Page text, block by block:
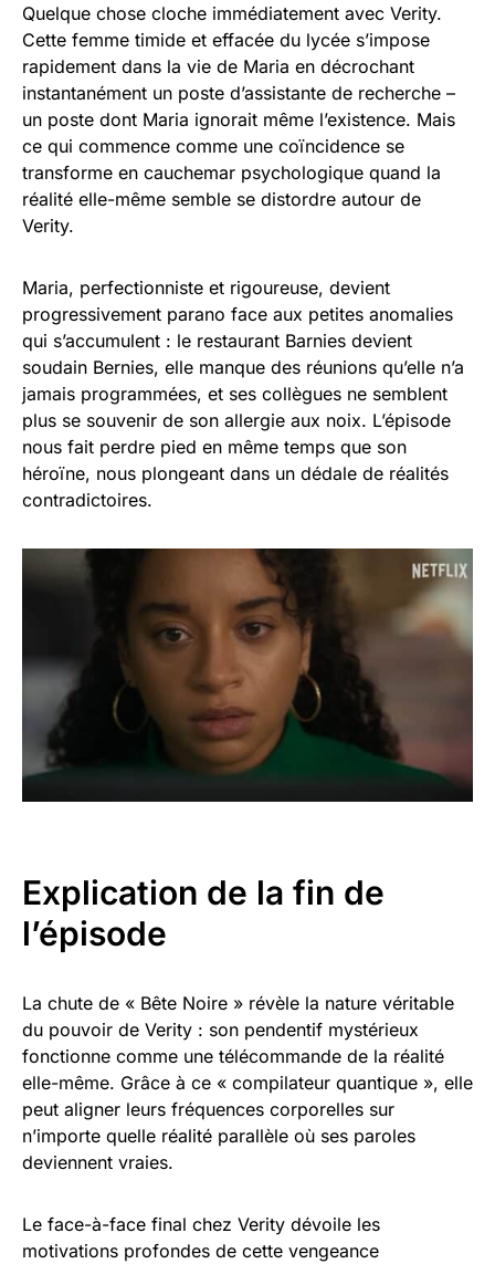
Quelque chose cloche immédiatement avec Verity.
Cette femme timide et effacée du lycée s’impose
rapidement dans la vie de Maria en décrochant
instantanément un poste d’assistante de recherche –
un poste dont Maria ignorait même l’existence. Mais
ce qui commence comme une coïncidence se
transforme en cauchemar psychologique quand la
réalité elle-même semble se distordre autour de
Verity.
Maria, perfectionniste et rigoureuse, devient
progressivement parano face aux petites anomalies
qui s’accumulent : le restaurant Barnies devient
soudain Bernies, elle manque des réunions qu’elle n’a
jamais programmées, et ses collègues ne semblent
plus se souvenir de son allergie aux noix. L’épisode
nous fait perdre pied en même temps que son
héroïne, nous plongeant dans un dédale de réalités
contradictoires.
Explication de la fin de
l’épisode
La chute de « Bête Noire » révèle la nature véritable
du pouvoir de Verity : son pendentif mystérieux
fonctionne comme une télécommande de la réalité
elle-même. Grâce à ce « compilateur quantique », elle
peut aligner leurs fréquences corporelles sur
n’importe quelle réalité parallèle où ses paroles
deviennent vraies.
Le face-à-face final chez Verity dévoile les
motivations profondes de cette vengeance